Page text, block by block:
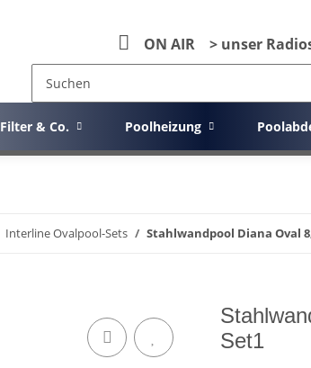
ON AIR > unser
Filter & Co. Poolheizung
Interline Ovalpool-Sets Stahlwandpool Diana Oval
Set1